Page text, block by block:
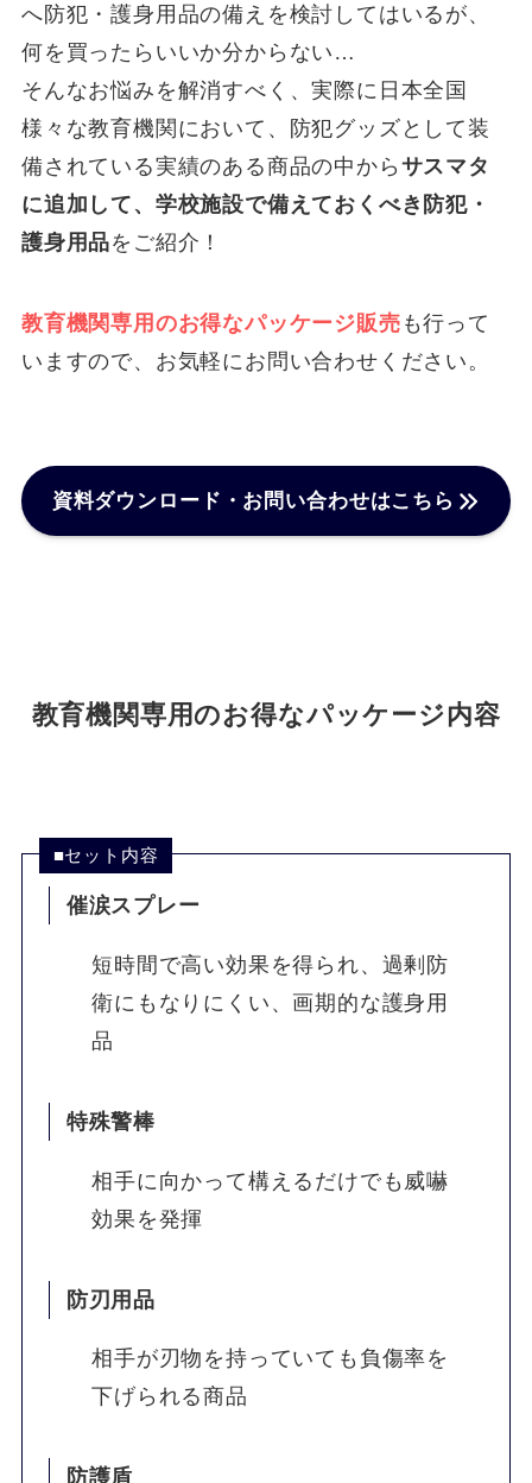
へ防犯・護身用品の備えを検討してはいるが、
何を買ったらいいか分からない…
そんなお悩みを解消すべく、実際に日本全国
様々な教育機関において、防犯グッズとして装
備されている実績のある商品の中から サスマタ
に追加して、学校施設で備えておくべき防犯・
護身用品をご紹介！
教育機関専用のお得なパッケージ販売 も行って
いますので、お気軽にお問い合わせください。
資料ダウンロード・お問い合わせはこちら
教育機関専用のお得なパッケージ内容
■セット内容
催涙スプレー
短時間で高い効果を得られ、過剰防
衛にもなりにくい、画期的な護身用
品
特殊警棒
相手に向かって構えるだけでも威嚇
効果を発揮
防刃用品
相手が刃物を持っていても負傷率を
下げられる商品
防護盾